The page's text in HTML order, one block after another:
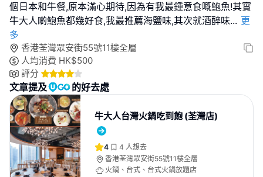
個日本和牛餐,原本滿心期待,因為有我最鍾意食嘅鮑魚!其實
牛大人啲鮑魚都幾好食,我最推薦海鹽味,其次就酒醉味... 更
多
香港荃灣眾安街55號11樓全層
人均消費 HK$500
評分
文章提及 的好去處
牛大人台灣火鍋吃到飽 (荃灣店)
4 4 人想去
香港荃灣眾安街55號11樓全層
火鍋、台式、台式火鍋放題店